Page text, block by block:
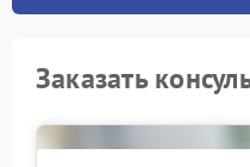
Заказать